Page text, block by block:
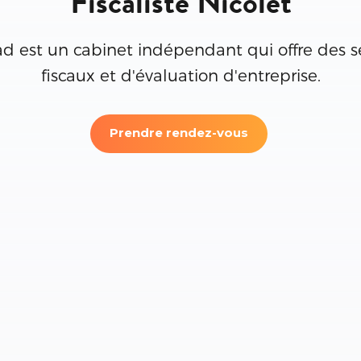
Fiscaliste Nicolet
est un cabinet indépendant qui offre des
fiscaux et d'évaluation d'entreprise.
Prendre rendez-vous